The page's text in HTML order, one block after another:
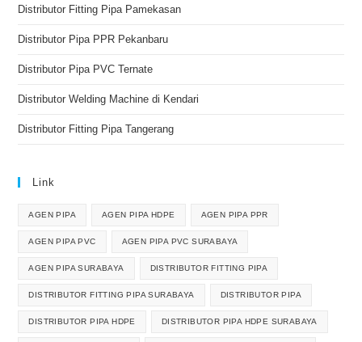
Distributor Fitting Pipa Pamekasan
Distributor Pipa PPR Pekanbaru
Distributor Pipa PVC Ternate
Distributor Welding Machine di Kendari
Distributor Fitting Pipa Tangerang
Link
AGEN PIPA AGEN PIPA HDPE AGEN PIPA PPR
AGEN PIPA PVC AGEN PIPA PVC SURABAYA
AGEN PIPA SURABAYA DISTRIBUTOR FITTING PIPA
DISTRIBUTOR FITTING PIPA SURABAYA DISTRIBUTOR PIPA
DISTRIBUTOR PIPA HDPE DISTRIBUTOR PIPA HDPE SURABAYA